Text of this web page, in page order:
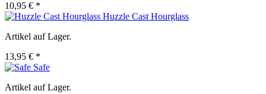
10,95 € *
Huzzle Cast Hourglass
Artikel auf Lager.
13,95 € *
Safe
Artikel auf Lager.